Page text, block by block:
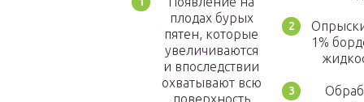
плодах бурых
пятен, которые
увеличиваются
и впоследствии
охватывают всю
поверхность
1%